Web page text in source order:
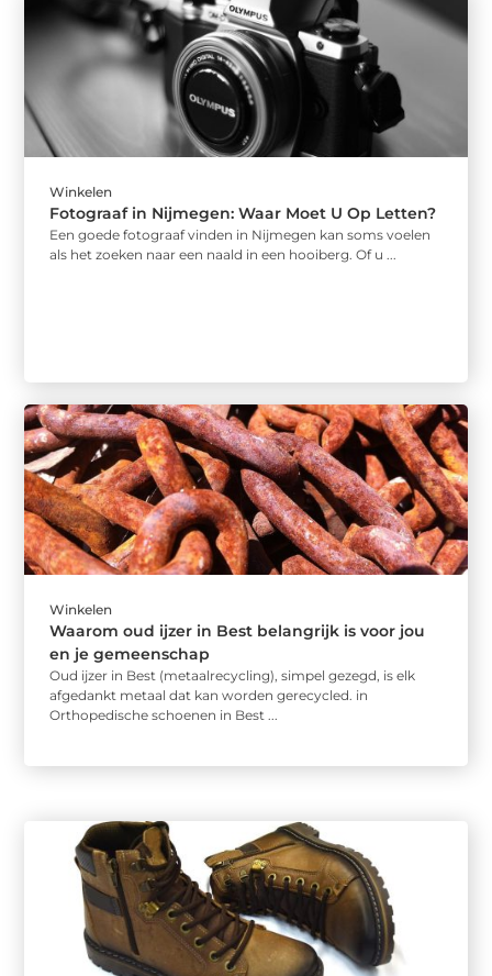
Winkelen
Fotograaf in Nijmegen: Waar Moet U Op Letten?
Een goede fotograaf vinden in Nijmegen kan soms voelen
als het zoeken naar een naald in een hooiberg. Of u ...
Winkelen
Waarom oud ijzer in Best belangrijk is voor jou
en je gemeenschap
Oud ijzer in Best (metaalrecycling), simpel gezegd, is elk
afgedankt metaal dat kan worden gerecycled. in
Orthopedische schoenen in Best ...